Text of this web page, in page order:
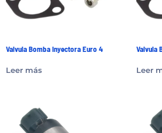
Valvula Bomba Inyectora Euro 4
Leer más
Valvula
Leer